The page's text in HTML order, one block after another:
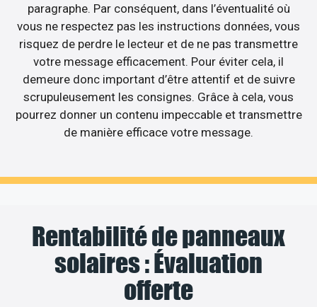
paragraphe. Par conséquent, dans l’éventualité où
vous ne respectez pas les instructions données, vous
risquez de perdre le lecteur et de ne pas transmettre
votre message efficacement. Pour éviter cela, il
demeure donc important d’être attentif et de suivre
scrupuleusement les consignes. Grâce à cela, vous
pourrez donner un contenu impeccable et transmettre
de manière efficace votre message.
Rentabilité de panneaux
solaires : Évaluation
offerte